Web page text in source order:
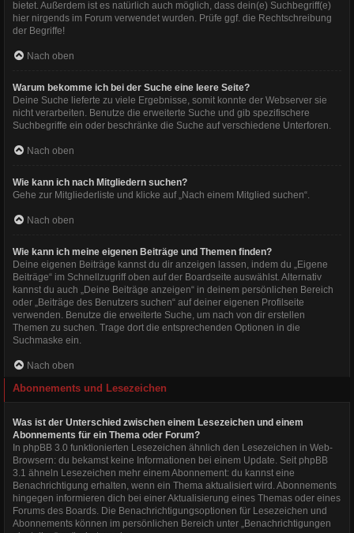
bietet. Außerdem ist es natürlich auch möglich, dass dein(e) Suchbegriff(e)
hier nirgends im Forum verwendet wurden. Prüfe ggf. die Rechtschreibung
der Begriffe!
Nach oben
Warum bekomme ich bei der Suche eine leere Seite?
Deine Suche lieferte zu viele Ergebnisse, somit konnte der Webserver sie
nicht verarbeiten. Benutze die erweiterte Suche und gib spezifischere
Suchbegriffe ein oder beschränke die Suche auf verschiedene Unterforen.
Nach oben
Wie kann ich nach Mitgliedern suchen?
Gehe zur Mitgliederliste und klicke auf „Nach einem Mitglied suchen“.
Nach oben
Wie kann ich meine eigenen Beiträge und Themen finden?
Deine eigenen Beiträge kannst du dir anzeigen lassen, indem du „Eigene
Beiträge“ im Schnellzugriff oben auf der Boardseite auswählst. Alternativ
kannst du auch „Deine Beiträge anzeigen“ in deinem persönlichen Bereich
oder „Beiträge des Benutzers suchen“ auf deiner eigenen Profilseite
verwenden. Benutze die erweiterte Suche, um nach von dir erstellen
Themen zu suchen. Trage dort die entsprechenden Optionen in die
Suchmaske ein.
Nach oben
Abonnements und Lesezeichen
Was ist der Unterschied zwischen einem Lesezeichen und einem
Abonnements für ein Thema oder Forum?
In phpBB 3.0 funktionierten Lesezeichen ähnlich den Lesezeichen in Web-
Browsern: du bekamst keine Informationen bei einem Update. Seit phpBB
3.1 ähneln Lesezeichen mehr einem Abonnement: du kannst eine
Benachrichtigung erhalten, wenn ein Thema aktualisiert wird. Abonnements
hingegen informieren dich bei einer Aktualisierung eines Themas oder eines
Forums des Boards. Die Benachrichtigungsoptionen für Lesezeichen und
Abonnements können im persönlichen Bereich unter „Benachrichtigungen